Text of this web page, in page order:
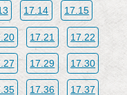
17.14 17.15
17.21 17.22
17.29 17.30
17.36 17.37